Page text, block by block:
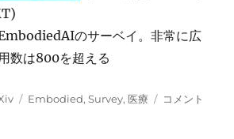
のサーベイ。非常に広
数は800を超える
タ
Embodied,Survey, 医療
A
コメント